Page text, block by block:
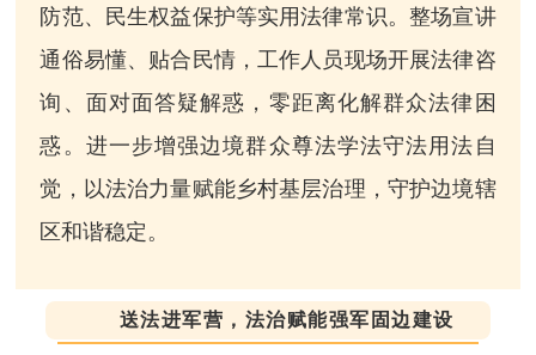
防范、民生权益保护等实用法律常识。整场宣讲
通俗易懂、贴合民情，工作人员现场开展法律咨
询、面对面答疑解惑，零距离化解群众法律困
惑。进一步增强边境群众尊法学法守法用法自
觉，以法治力量赋能乡村基层治理，守护边境辖
区和谐稳定。
送法进军营，法治赋能强军固边建设